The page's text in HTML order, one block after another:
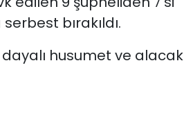
bırakıldı.
husumet ve alacak